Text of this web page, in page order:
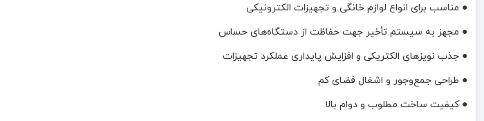
● مناسب برای انواع لوازم خانگی و تجهیزات الکترونیکی
● مجهز به سیستم تأخیر جهت حفاظت از دستگاه‌های حساس
● جذب نویزهای الکتریکی و افزایش پایداری عملکرد تجهیزات
● طراحی جمع‌وجور و اشغال فضای کم
● کیفیت ساخت مطلوب و دوام بالا